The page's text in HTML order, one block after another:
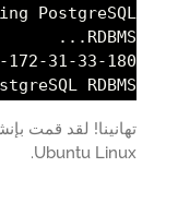
ip-172-31-33-
PostgreSQL
Ubuntu